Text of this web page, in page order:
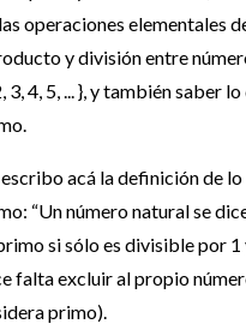
operaciones elementales
y división entre
3, 4, 5, ... }, y también saber lo
acá la definición de lo
“Un número natural se
si sólo es divisible por
falta excluir al propio
primo).